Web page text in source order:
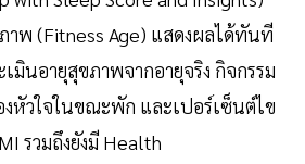
าพ (Fitness Age) แสดงผลได้ทันที
นอายุสุขภาพจากอายุจริง กิจกรรม
หัวใจในขณะพัก และเปอร์เซ็นต์ไข
รวมถึงยังมี Health